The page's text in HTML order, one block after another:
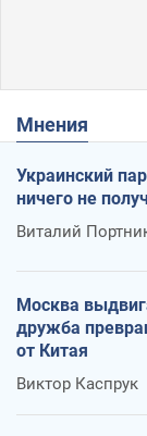
Мнения
Украинский
ничего не
Виталий
Москва
дружба
от Китая
Виктор Каспрук